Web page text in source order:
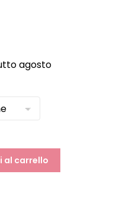
agosto
al carrello